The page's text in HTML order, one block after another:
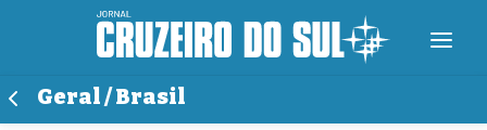
Geral / Brasil